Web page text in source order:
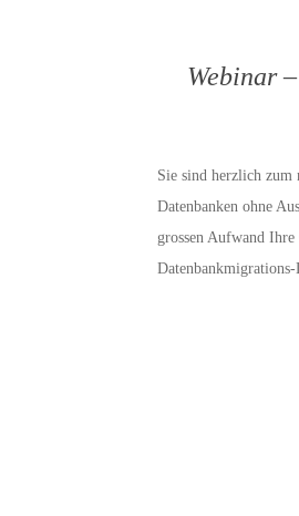
Webinar
Sie sind herzlich
Datenbanken ohne
grossen Aufwand